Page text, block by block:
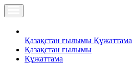
Қазақстан ғылымы Құжаттама
Қазақстан ғылымы
Құжаттама